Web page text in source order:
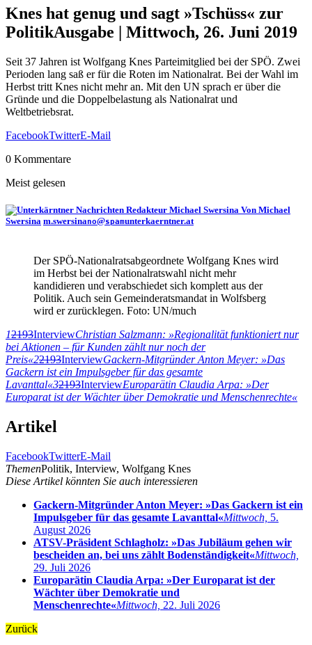
Knes hat genug und sagt »Tschüss« zur
PolitikAusgabe | Mittwoch, 26. Juni 2019
Seit 37 Jahren ist Wolfgang Knes Parteimitglied bei der SPÖ. Zwei
Perioden lang saß er für die Roten im Nationalrat. Bei der Wahl im
Herbst tritt Knes nicht mehr an. Mit den UN sprach er über die
Gründe und die Doppelbelastung als Nationalrat und
Weltbetriebsrat.
FacebookTwitterE-Mail
0 Kommentare
Meist gelesen
Von Michael
Swersina m.swersinano@spamunterkaerntner.at
Der SPÖ-Nationalratsabgeordnete Wolfgang Knes wird
im Herbst bei der Nationalratswahl nicht mehr
kandidieren und verabschiedet sich komplett aus der
Politik. Auch sein Gemeinderatsmandat in Wolfsberg
wird er zurücklegen. Foto: UN/much
12193InterviewChristian Salzmann: »Regionalität funktioniert nur
bei Aktionen – für Kunden zählt nur noch der
Preis«22193InterviewGackern-Mitgründer Anton Meyer: »Das
Gackern ist ein Impulsgeber für das gesamte
Lavanttal«32193InterviewEuroparätin Claudia Arpa: »Der
Europarat ist der Wächter über Demokratie und Menschenrechte«
Artikel
FacebookTwitterE-Mail
ThemenPolitik, Interview, Wolfgang Knes
Diese Artikel könnten Sie auch interessieren
Gackern-Mitgründer Anton Meyer: »Das Gackern ist ein
Impulsgeber für das gesamte Lavanttal«Mittwoch, 5.
August 2026
ATSV-Präsident Schlagholz: »Das Jubiläum gehen wir
bescheiden an, bei uns zählt Bodenständigkeit«Mittwoch,
29. Juli 2026
Europarätin Claudia Arpa: »Der Europarat ist der
Wächter über Demokratie und
Menschenrechte«Mittwoch, 22. Juli 2026
Zurück